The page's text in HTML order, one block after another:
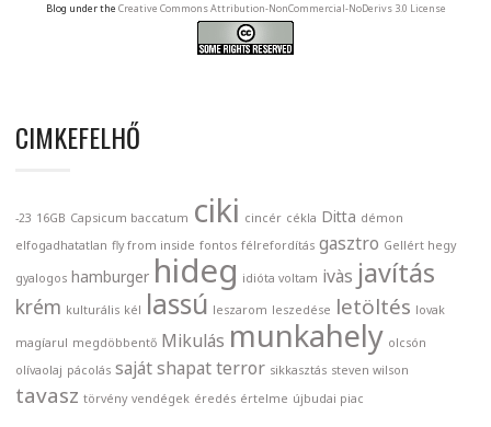
Blog under the Creative Commons Attribution-NonCommercial-NoDerivs 3.0 License
CIMKEFELHŐ
-23 16GB Capsicum baccatum ciki cincér cékla Ditta démon
elfogadhatatlan fly from inside fontos félrefordítás gasztro Gellért hegy
gyalogos hamburger hideg idióta voltam ivàs javítás
krém kulturális kél lassú leszarom leszedése letöltés lovak
magíarul megdöbbentő Mikulás munkahely olcsón
olívaolaj pácolás sajátshapat terror sikkasztás steven wilson
tavasz törvény vendégek éredés értelme újbudai piac